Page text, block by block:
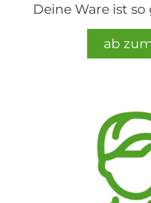
Deine Ware ist
ab